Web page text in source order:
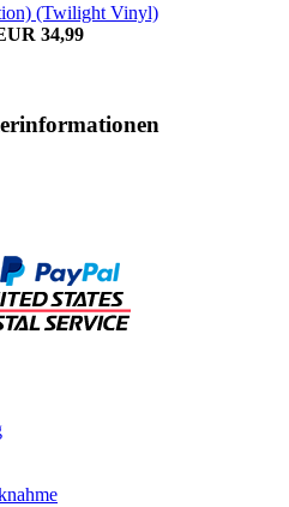
(Twilight Vinyl)
34,99